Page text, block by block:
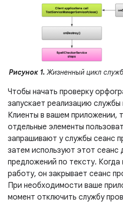
Рисунок 1. Жизненный цикл
Чтобы начать проверку
запускает реализацию
Клиенты в вашем приложении,
отдельные элементы
запрашивают у службы сеанс
затем используют этот сеанс
предложений по тексту.
работу, он закрывает сеанс
При необходимости ваше
момент отключить службу